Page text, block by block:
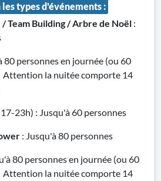
les types d'événements :
Team Building / Arbre de Noël :
80 personnes en journée (ou 60
Attention la nuitée comporte 14
23h) : Jusqu'à 60 personnes
: Jusqu'à 80 personnes
80 personnes en journée (ou 60
Attention la nuitée comporte 14